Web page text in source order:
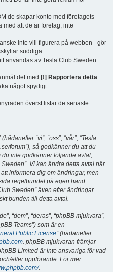
de skapar konto med företagets
att de är företag, inte
inte vill figurera på webben - gör
suddiga.
användas av Tesla Club Sweden.
det med [!] Rapportera detta
något spydigt.
överst listar de senaste
“vi”, “oss”, “vår”, “Tesla
forum”), så godkänner du att du
inte godkänner följande avtal,
Vi kan ändra detta avtal när
informera dig om ändringar, men
regelbundet på egen hand
Sweden” även efter ändringar
bunden till detta avtal.
“dem”, “deras”, “phpBB mjukvara”,
Teams”) som är en
Public License” (hädanefter
. phpBB mjukvaran främjar
Limited är inte ansvariga för vad
eller uppförande. För mer
.